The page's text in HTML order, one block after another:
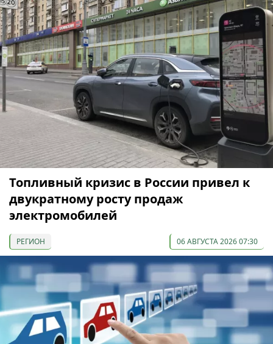
Топливный кризис в России привел к
двукратному росту продаж
электромобилей
РЕГИОН 06 АВГУСТА 2026 07:30